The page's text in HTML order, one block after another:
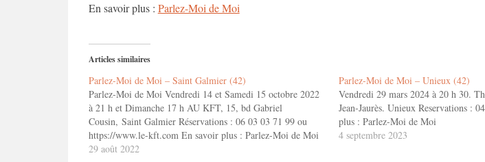
En savoir plus : Parlez-Moi de Moi
Articles similaires
Parlez-Moi de Moi – Saint Galmier (42)
Parlez-Moi de Moi Vendredi 14 et Samedi 15 octobre 2022
à 21 h et Dimanche 17 h AU KFT, 15, bd Gabriel
Cousin, Saint Galmier Réservations : 06 03 03 71 99 ou
https://www.le-kft.com En savoir plus : Parlez-Moi de Moi
29 août 2022
Parlez-Moi de Moi – Unieux (42)
Vendredi 29 mars 2024 à 20 h 30.
Jean-Jaurès. Unieux Reservations :
plus : Parlez-Moi de Moi
4 septembre 2023